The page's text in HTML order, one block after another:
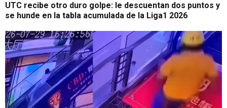
UTC recibe otro duro golpe: le descuentan dos puntos y
se hunde en la tabla acumulada de la Liga1 2026